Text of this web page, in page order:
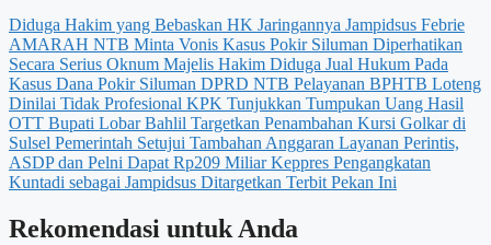
Diduga Hakim yang Bebaskan HK Jaringannya Jampidsus Febrie
AMARAH NTB Minta Vonis Kasus Pokir Siluman Diperhatikan
Secara Serius Oknum Majelis Hakim Diduga Jual Hukum Pada
Kasus Dana Pokir Siluman DPRD NTB Pelayanan BPHTB Loteng
Dinilai Tidak Profesional KPK Tunjukkan Tumpukan Uang Hasil
OTT Bupati LobarBahlil Targetkan Penambahan Kursi Golkar di
Sulsel Pemerintah Setujui Tambahan Anggaran Layanan Perintis,
ASDP dan Pelni Dapat Rp209 MiliarKeppres Pengangkatan
Kuntadi sebagai Jampidsus Ditargetkan Terbit Pekan Ini
Rekomendasi untuk Anda